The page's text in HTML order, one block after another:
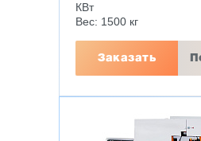
КВт
Вес: 1500 кг
Заказать